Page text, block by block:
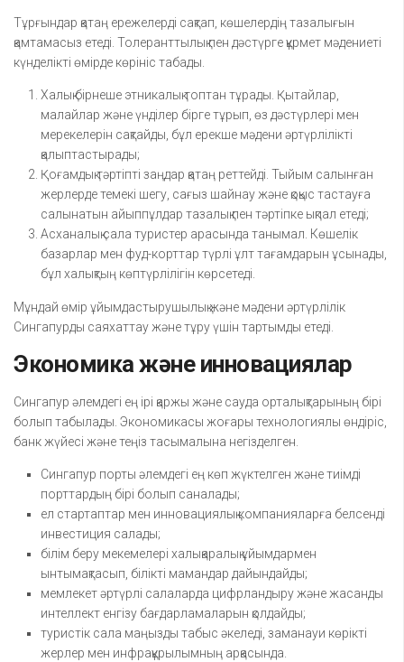
Тұрғындар қатаң ережелерді сақтап, көшелердің тазалығын
қамтамасыз етеді. Толеранттылық пен дәстүрге құрмет мәдениеті
күнделікті өмірде көрініс табады.
Халық бірнеше этникалық топтан тұрады. Қытайлар,
малайлар және үнділер бірге тұрып, өз дәстүрлері мен
мерекелерін сақтайды, бұл ерекше мәдени әртүрлілікті
қалыптастырады;
Қоғамдық тәртіпті заңдар қатаң реттейді. Тыйым салынған
жерлерде темекі шегу, сағыз шайнау және қоқыс тастауға
салынатын айыппұлдар тазалық пен тәртіпке ықпал етеді;
Асханалық сала туристер арасында танымал. Көшелік
базарлар мен фуд-корттар түрлі ұлт тағамдарын ұсынады,
бұл халықтың көптүрлілігін көрсетеді.
Мұндай өмір ұйымдастырушылық және мәдени әртүрлілік
Сингапурды саяхаттау және тұру үшін тартымды етеді.
Экономика және инновациялар
Сингапур әлемдегі ең ірі қаржы және сауда орталықтарының бірі
болып табылады. Экономикасы жоғары технологиялы өндіріс,
банк жүйесі және теңіз тасымалына негізделген.
Сингапур порты әлемдегі ең көп жүктелген және тиімді
порттардың бірі болып саналады;
ел стартаптар мен инновациялық компанияларға белсенді
инвестиция салады;
білім беру мекемелері халықаралық ұйымдармен
ынтымақтасып, білікті мамандар дайындайды;
мемлекет әртүрлі салаларда цифрландыру және жасанды
интеллект енгізу бағдарламаларын қолдайды;
туристік сала маңызды табыс әкеледі, заманауи көрікті
жерлер мен инфрақұрылымның арқасында.